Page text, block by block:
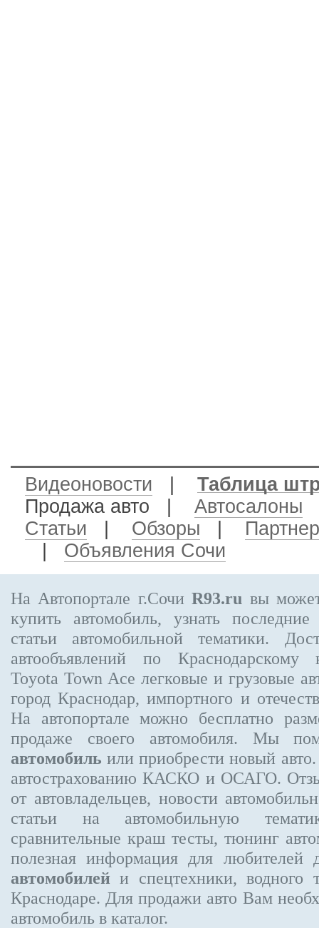
Видеоновости
Таблица
Продажа авто
Автосалоны
Статьи
Обзоры
Объявления Сочи
На Автопортале г.СочиR93.ru вы
купить автомобиль, узнать
статьи автомобильной тематики.
автообъявлений по
Toyota Town Ace легковые и грузовые
город Краснодар, импортного и
На автопортале можно бесплатно
продаже своего автомобиля. Мы
автомобиль или приобрести новый
автострахованию КАСКО и ОСАГО.
от автовладельцев, новости
статьи на автомобильную
сравнительные краш тесты, тюнинг
полезная информация для любителей
автомобилей и спецтехники, водного
Краснодаре. Для продажи авто Вам
автомобиль в каталог.